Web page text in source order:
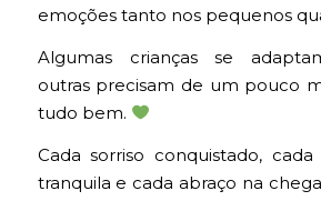
emoções tanto nos pequenos
Algumas crianças se
outras precisam de um pouco
tudo bem.
Cada sorriso conquistado,
tranquila e cada abraço na